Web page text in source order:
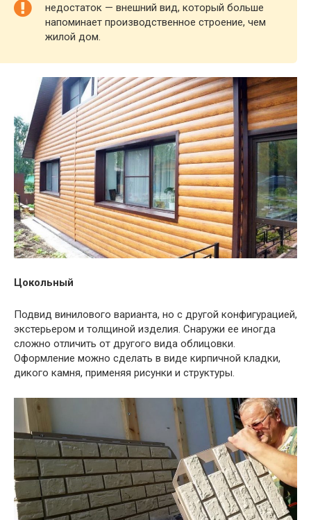
недостаток — внешний вид, который больше
напоминает производственное строение, чем
жилой дом.
Цокольный
Подвид винилового варианта, но с другой конфигурацией,
экстерьером и толщиной изделия. Снаружи ее иногда
сложно отличить от другого вида облицовки.
Оформление можно сделать в виде кирпичной кладки,
дикого камня, применяя рисунки и структуры.